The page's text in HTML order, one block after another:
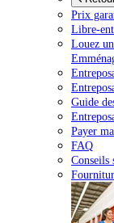
Prix
Libre-
Louez
Guide
Payer
FAQ
Conseils